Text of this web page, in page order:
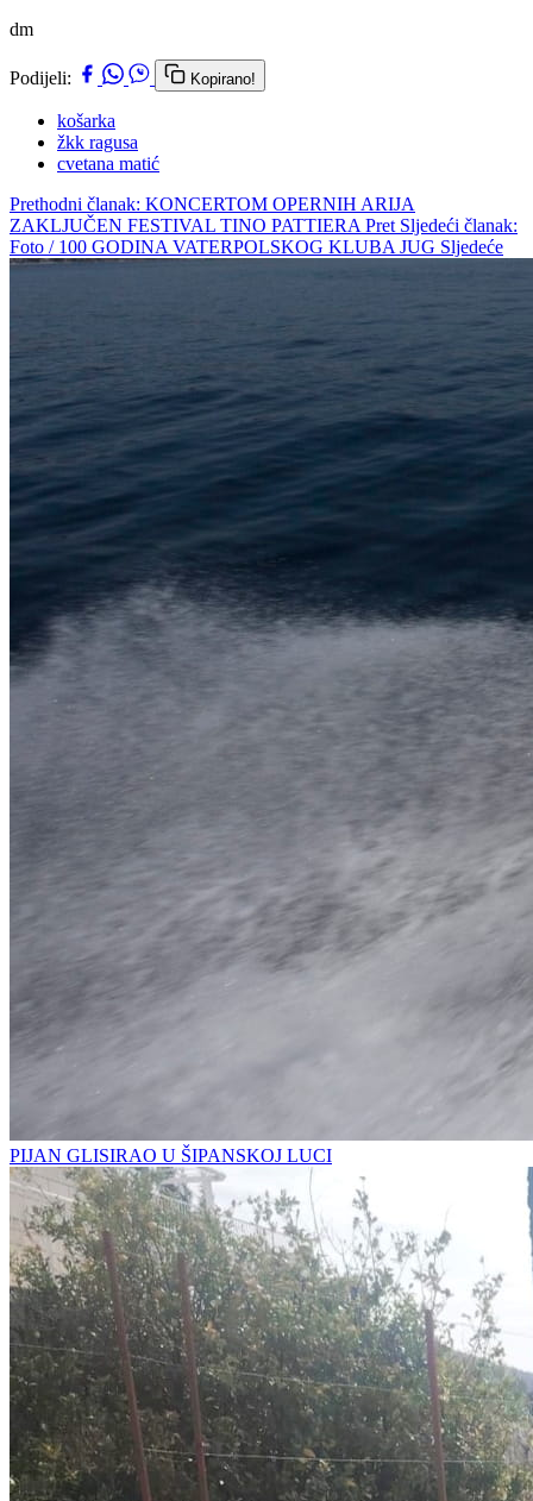
dm
Podijeli: Kopirano!
košarka
žkk ragusa
cvetana matić
Prethodni članak: KONCERTOM OPERNIH ARIJA
ZAKLJUČEN FESTIVAL TINO PATTIERA Pret Sljedeći članak:
Foto / 100 GODINA VATERPOLSKOG KLUBA JUG Sljedeće
PIJAN GLISIRAO U ŠIPANSKOJ LUCI